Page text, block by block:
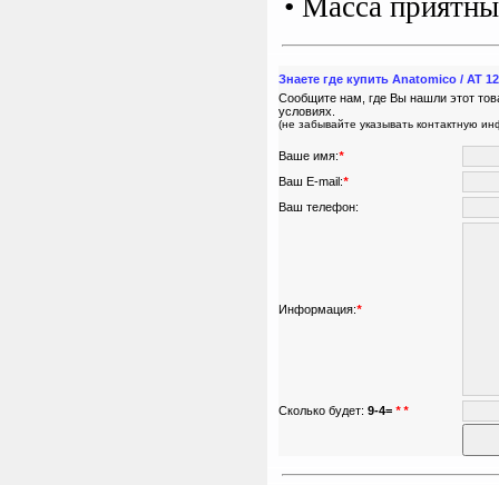
Знаете где купить Anatomico / AT
Сообщите нам, где Вы нашли этот
условиях.
(не забывайте указывать контактную
Ваше имя:*
Ваш E-mail:*
Ваш телефон:
Информация:*
Сколько будет: 9-4= * *